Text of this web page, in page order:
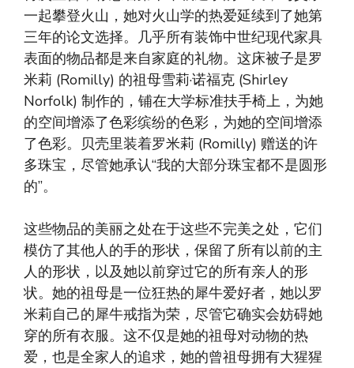
一起攀登火山，她对火山学的热爱延续到了她第
三年的论文选择。几乎所有装饰中世纪现代家具
表面的物品都是来自家庭的礼物。这床被子是罗
米莉 (Romilly) 的祖母雪莉·诺福克 (Shirley
Norfolk) 制作的，铺在大学标准扶手椅上，为她
的空间增添了色彩缤纷的色彩，为她的空间增添
了色彩。贝壳里装着罗米莉 (Romilly) 赠送的许
多珠宝，尽管她承认“我的大部分珠宝都不是圆形
的”。
这些物品的美丽之处在于这些不完美之处，它们
模仿了其他人的手的形状，保留了所有以前的主
人的形状，以及她以前穿过它的所有亲人的形
状。她的祖母是一位狂热的犀牛爱好者，她以罗
米莉自己的犀牛戒指为荣，尽管它确实会妨碍她
穿的所有衣服。这不仅是她的祖母对动物的热
爱，也是全家人的追求，她的曾祖母拥有大猩猩